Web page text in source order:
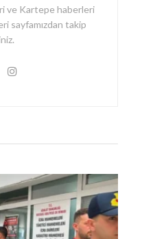
ve Kartepe haberleri
sayfamızdan takip